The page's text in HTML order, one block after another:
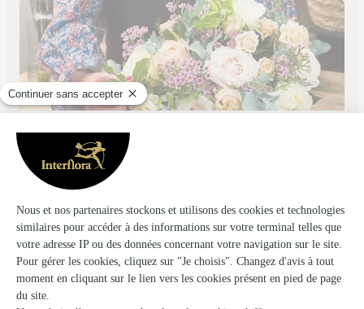
Fanny Fleurs
Amiens
★★
3.8 (79)
Voir la boutique